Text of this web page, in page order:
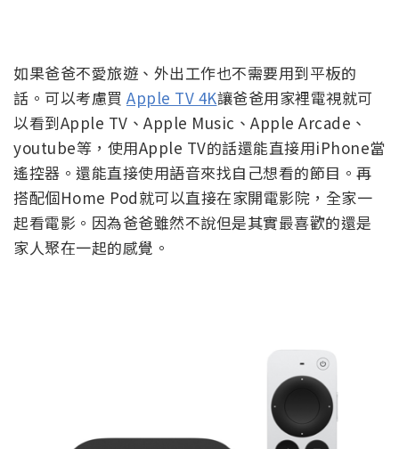
如果爸爸不愛旅遊、外出工作也不需要用到平板的
話。可以考慮買 Apple TV 4K讓爸爸用家裡電視就可
以看到Apple TV、Apple Music、Apple Arcade、
youtube等，使用Apple TV的話還能直接用iPhone當
遙控器。還能直接使用語音來找自己想看的節目。再
搭配個Home Pod就可以直接在家開電影院，全家一
起看電影。因為爸爸雖然不說但是其實最喜歡的還是
家人聚在一起的感覺。